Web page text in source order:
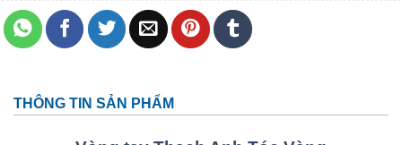
THÔNG TIN SẢN PHẨM